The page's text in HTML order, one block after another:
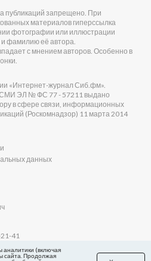
публикаций запрещено. При
материалов гиперссылка
фотографии или иллюстрации
фамилию её автора.
с мнением авторов. Особенно в
«Интернет-журнал Сиб.фм».
СМИ ЭЛ № ФС 77 - 57211 выдано
в сфере связи, информационных
(Роскомнадзор) 11 марта 2014
данных
41
аналитики (включая
сайта. Продолжая